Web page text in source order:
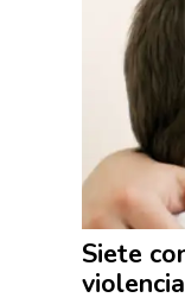
Siete